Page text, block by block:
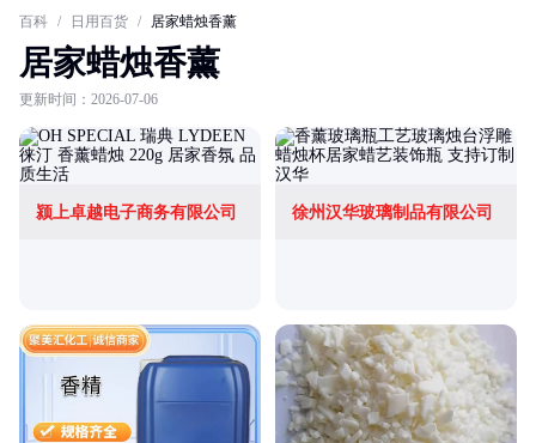
百科 / 日用百货 / 居家蜡烛香薰
居家蜡烛香薰
更新时间：2026-07-06
颍上卓越电子商务有限公司 徐州汉华玻璃制品有限公司